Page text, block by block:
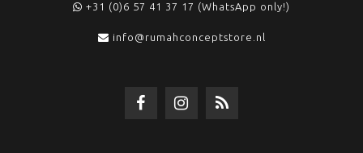
+31 (0)6 57 41 37 17 (WhatsApp only!)
info@rumahconceptstore.nl